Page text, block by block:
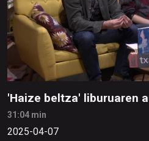
'Haize beltza' liburuaren
31:04 min
2025-04-07